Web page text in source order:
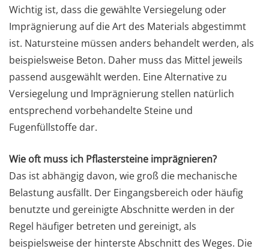
Wichtig ist, dass die gewählte Versiegelung oder
Imprägnierung auf die Art des Materials abgestimmt
ist. Natursteine müssen anders behandelt werden, als
beispielsweise Beton. Daher muss das Mittel jeweils
passend ausgewählt werden. Eine Alternative zu
Versiegelung und Imprägnierung stellen natürlich
entsprechend vorbehandelte Steine und
Fugenfüllstoffe dar.
Wie oft muss ich Pflastersteine imprägnieren?
Das ist abhängig davon, wie groß die mechanische
Belastung ausfällt. Der Eingangsbereich oder häufig
benutzte und gereinigte Abschnitte werden in der
Regel häufiger betreten und gereinigt, als
beispielsweise der hinterste Abschnitt des Weges. Die